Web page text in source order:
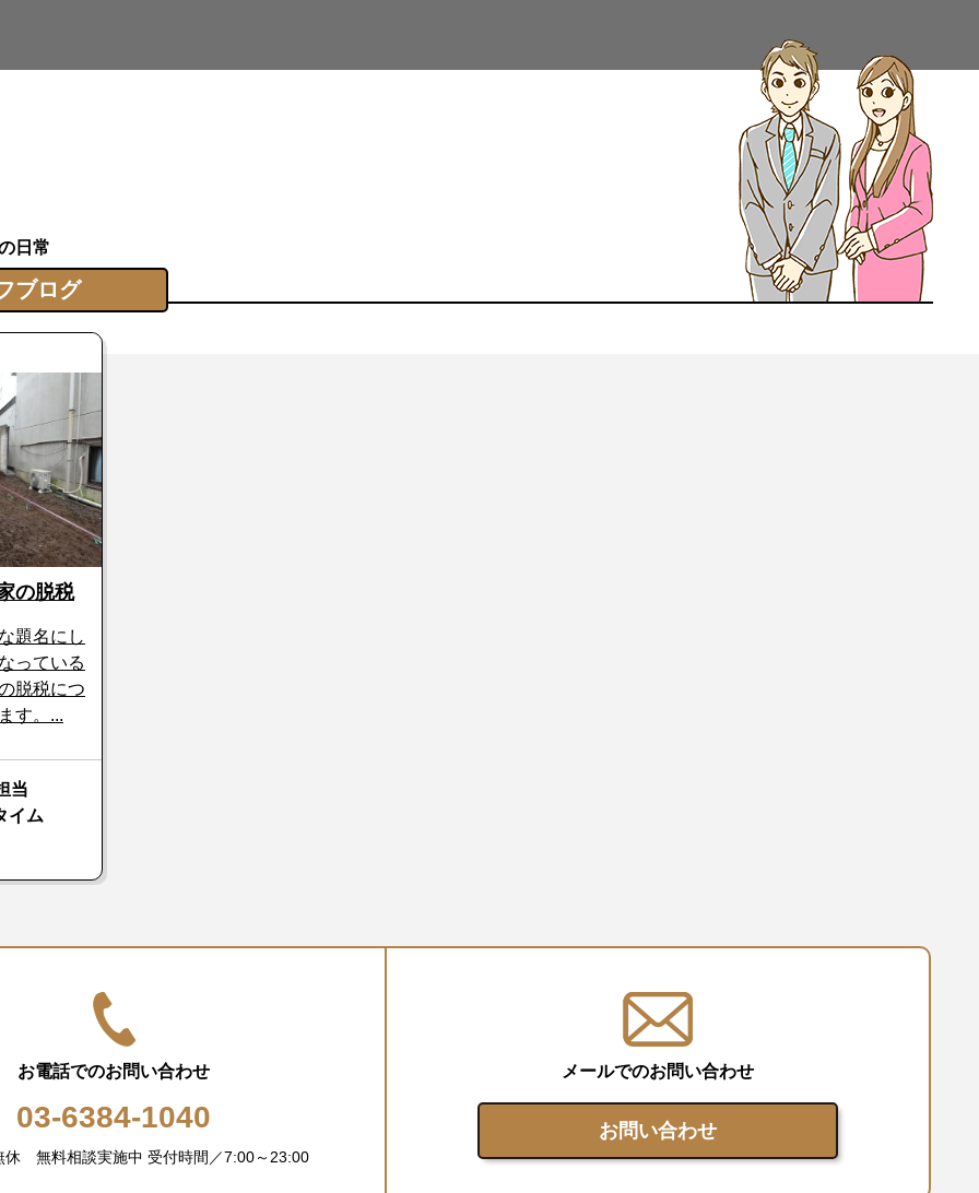
日常
ブログ
の脱税
題名にし
っている
脱税につ
す。...
当
イム
お電話でのお問い合わせ
03-6384-1040
休 無料相談実施中 受付時間／7:00～23:00
メールでのお問い合わせ
お問い合わせ